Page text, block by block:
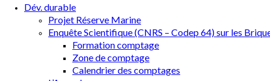
Dév. durable
Projet Réserve Marine
Enquête Scientifique (CNRS – Codep 64) sur les
Formation comptage
Zone de comptage
Calendrier des comptages